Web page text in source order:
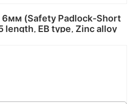
length, EB type, Zinc alloy